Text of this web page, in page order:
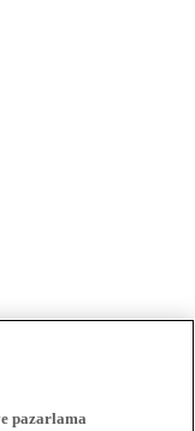
pazarlama